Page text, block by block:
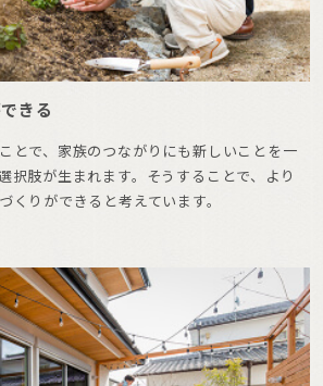
きる
とで、家族のつながりにも新しいことを一
択肢が生まれます。そうすることで、より
くりができると考えています。